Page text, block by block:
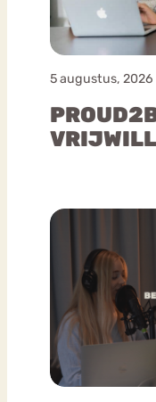
5 augustus, 2026